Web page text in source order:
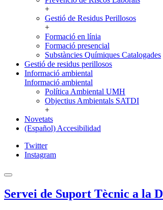
+
Gestió de Residus Perillosos
+
Formació en línia
Formació presencial
Substàncies Químiques Catalogades
Gestió de residus perillosos
Informació ambiental
Informació ambiental
Política Ambiental UMH
Objectius Ambientals SATDI
+
Novetats
(Español) Accesibilidad
Twitter
Instagram
Servei de Suport Tècnic a la